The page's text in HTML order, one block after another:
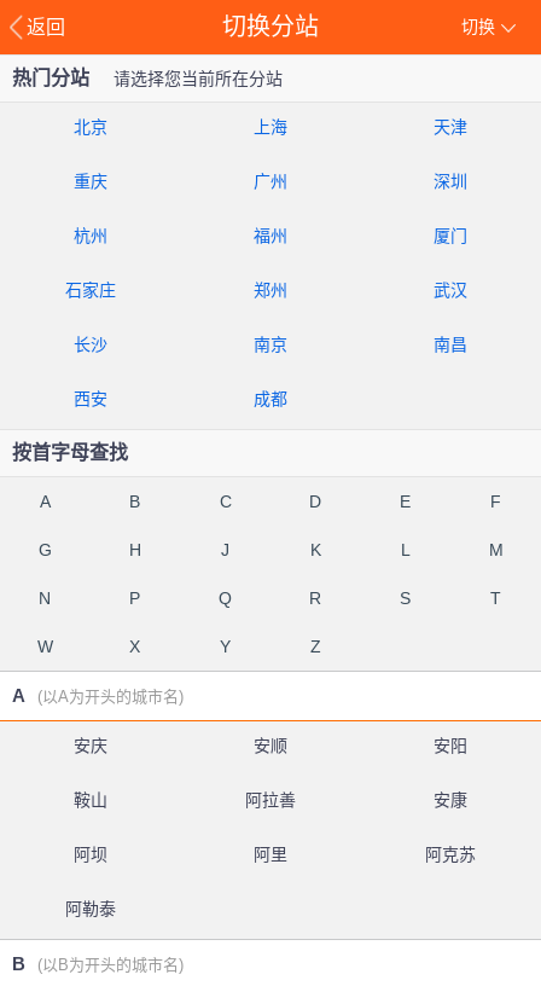
返回 切换
切换分站
热门分站 请选择您当前所在分站
北京 上海 天津
重庆 广州 深圳
杭州 福州 厦门
石家庄 郑州 武汉
长沙 南京 南昌
西安 成都
按首字母查找
A B C D E F
G H J K L M
N P Q R S T
W X Y Z
A (以A为开头的城市名)
安庆 安顺 安阳
鞍山 阿拉善 安康
阿坝 阿里 阿克苏
阿勒泰
B (以B为开头的城市名)